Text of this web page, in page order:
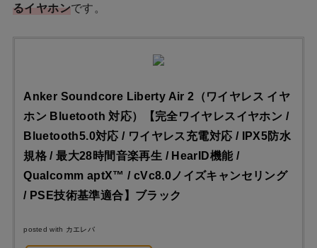
るイヤホンです。
Anker Soundcore Liberty Air 2（ワイヤレス イヤ
ホン Bluetooth 対応）【完全ワイヤレスイヤホン /
Bluetooth5.0対応 / ワイヤレス充電対応 / IPX5防水
規格 / 最大28時間音楽再生 / HearID機能 /
Qualcomm aptX™ / cVc8.0ノイズキャンセリング
/ PSE技術基準適合】ブラック
posted with カエレバ